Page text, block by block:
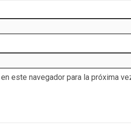
este navegador para la próxima